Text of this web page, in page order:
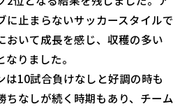
に止まらないサッカースタイルで
おいて成長を感じ、収穫の多い
なりました。
は10試合負けなしと好調の時も
ちなしが続く時期もあり、チーム